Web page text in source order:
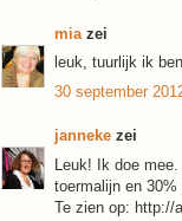
mia zei
leuk, tuurlijk ik
30 september
janneke zei
Leuk! Ik doe
toermalijn en 30%
Te zien op: http://